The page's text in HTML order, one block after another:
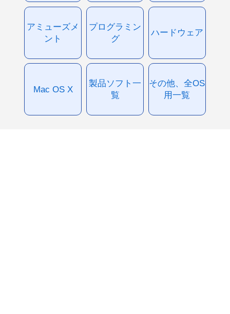
アミューズメ
ント
プログラミン
グ
ハードウェア
Mac OS X
製品ソフト一
覧
その他、全OS
用一覧